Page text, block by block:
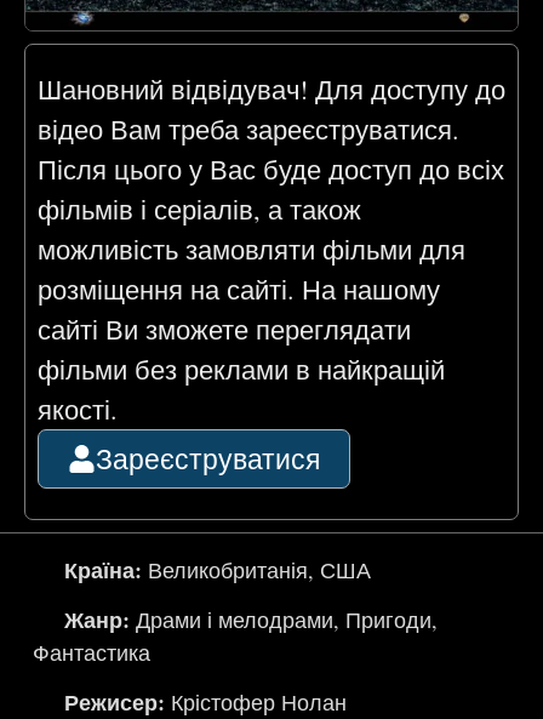
Шановний відвідувач! Для доступу до
відео Вам треба зареєструватися.
Після цього у Вас буде доступ до всіх
фільмів і серіалів, а також
можливість замовляти фільми для
розміщення на сайті. На нашому
сайті Ви зможете переглядати
фільми без реклами в найкращій
якості.
Зареєструватися
Країна: Великобританія, США
Жанр: Драми і мелодрами, Пригоди,
Фантастика
Режисер: Крістофер Нолан